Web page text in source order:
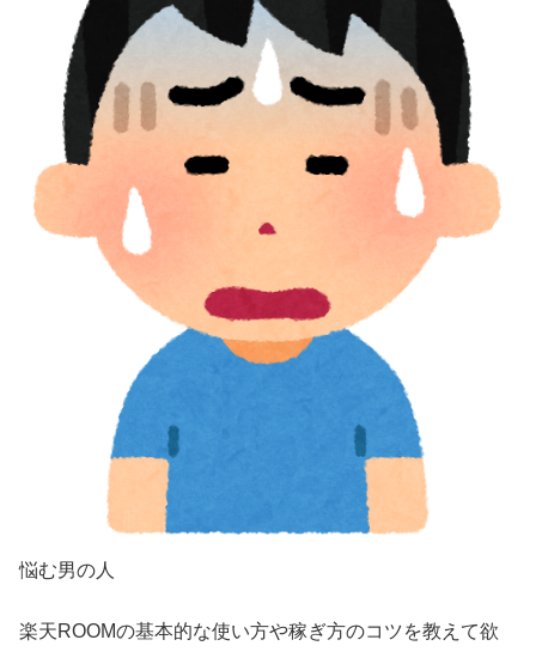
悩む男の人
楽天ROOMの基本的な使い方や稼ぎ方のコツを教えて欲